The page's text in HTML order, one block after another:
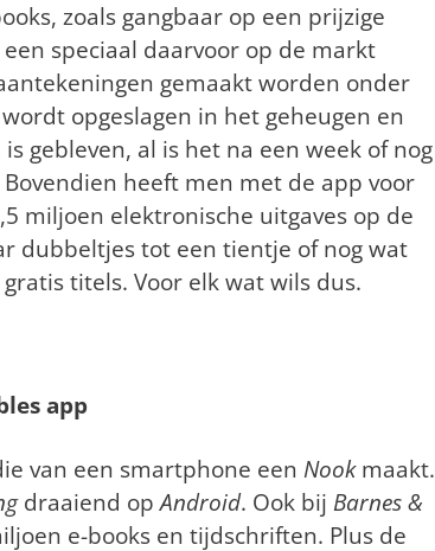
zoals gangbaar op een prijzige
speciaal daarvoor op de markt
gemaakt worden onder
opgeslagen in het geheugen en
gebleven, al is het na een week of nog
heeft men met de app voor
miljoen elektronische uitgaves op de
dubbeltjes tot een tientje of nog wat
titels. Voor elk wat wils dus.
app
van een smartphone een Nookmaakt.
draaiend opAndroid. Ook bij Barnes &
e-books en tijdschriften. Plus de